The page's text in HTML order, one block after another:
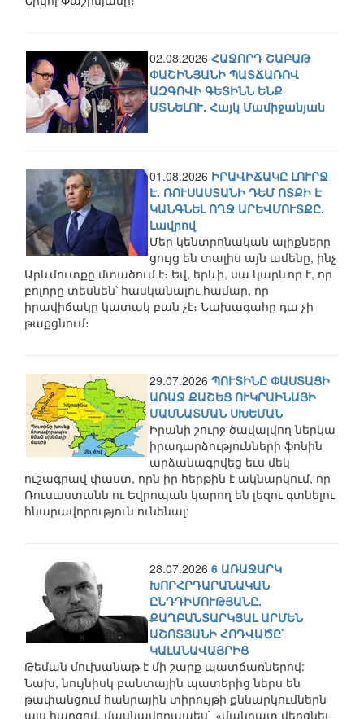
02.08.2026 ՀԱՋՈՐԴ ՇԱԲԱԹ
ՓԱՇԻՆՅԱՆԻ ՊԱՏՃԱՌՈՎ
ԱԶԳՈՎԻ ԳԵՏԻՆՆ ԵՆՔ
ՄՏՆԵԼՈՒ. Հայկ Մամիջանյան
01.08.2026 ԻՐԱՎԻՃԱԿԸ ԼՈՒՐՋ
Է. ՌՈՒՍԱՍՏԱՆԻ ԴԵՄ ՈՏՔԻ Է
ԿԱՆԳՆԵԼ ՈՂՋ ԱՐԵՎՄՈՒՏՔԸ.
Լավրով
Մեր կենտրոնական ալիքները
ցույց են տալիս այն ամենը, ինչ
Արևմուտքը մտածում է։ Եվ, երևի, սա կարևոր է, որ
բոլորը տեսնեն՝ հասկանալու համար, որ
իրավիճակը կատակ բան չէ։ Նախագահը դա չի
թաքցնում։
29.07.2026 ՊՈՒՏԻՆԸ ՓԱՍՏԱՑԻ
ԱՌԱՋ ՔԱՇԵՑ ՈՒԿՐԱԻՆԱՅԻ
ՄԱՍՆԱՏՄԱՆ ՍԽԵՄԱՆ
Իրանի շուրջ ծավալվող ներկա
իրադարձությունների ֆոնին
արձանագրվեց եւս մեկ
ուշագրավ փաստ, որն իր հերթին է ակնարկում, որ
Ռուսաստանն ու Եվրոպան կարող են լեզու գտնելու
հնարավորություն ունենալ:
28.07.2026 6 ԱՌԱՋԱՐԿ
ԽՈՐՀՐԴԱՐԱՆԱԿԱՆ
ԸՆԴԴԻՄՈՒԹՅԱՆԸ.
ՔԱՂԲԱՆՏԱՐԿՅԱԼ ԱՐՄԵՆ
ԱՇՈՏՅԱՆԻ ՀՈԴՎԱԾԸ`
ԿԱԼԱՆԱՎԱՅՐԻՑ
Թեման մուխանաթ է մի շարք պատճառներով:
Նախ, նույնիսկ բանտային պատերից ներս են
թափանցում հանրային տիրույթի քննարկումներն
այս հարցով, մասնավորապես` «մանդատ վերցնել-